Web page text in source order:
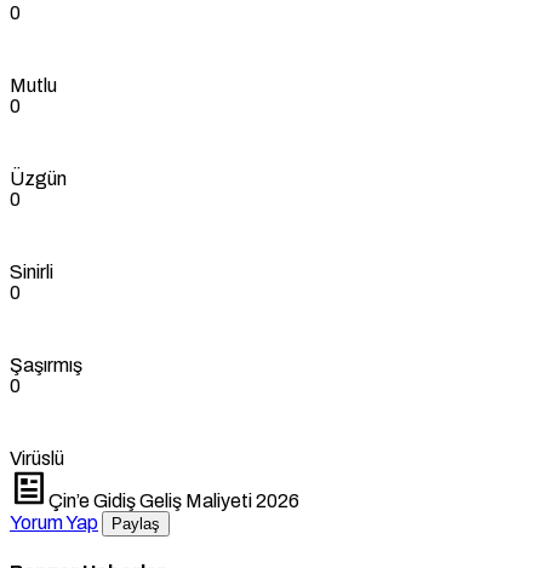
0
Mutlu
0
Üzgün
0
Sinirli
0
Şaşırmış
0
Virüslü
Çin’e Gidiş Geliş Maliyeti 2026
Yorum Yap
Paylaş